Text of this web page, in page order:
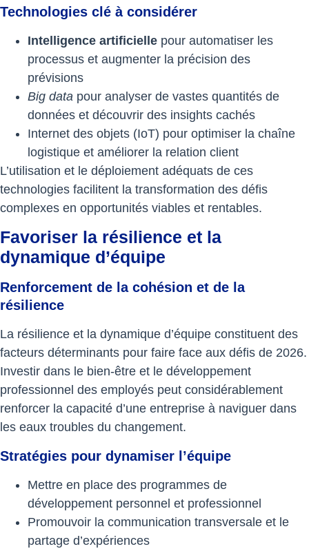
Technologies clé à considérer
Intelligence artificielle pour automatiser les
processus et augmenter la précision des
prévisions
Big data pour analyser de vastes quantités de
données et découvrir des insights cachés
Internet des objets (IoT) pour optimiser la chaîne
logistique et améliorer la relation client
L’utilisation et le déploiement adéquats de ces
technologies facilitent la transformation des défis
complexes en opportunités viables et rentables.
Favoriser la résilience et la
dynamique d’équipe
Renforcement de la cohésion et de la
résilience
La résilience et la dynamique d’équipe constituent des
facteurs déterminants pour faire face aux défis de 2026.
Investir dans le bien-être et le développement
professionnel des employés peut considérablement
renforcer la capacité d’une entreprise à naviguer dans
les eaux troubles du changement.
Stratégies pour dynamiser l’équipe
Mettre en place des programmes de
développement personnel et professionnel
Promouvoir la communication transversale et le
partage d’expériences